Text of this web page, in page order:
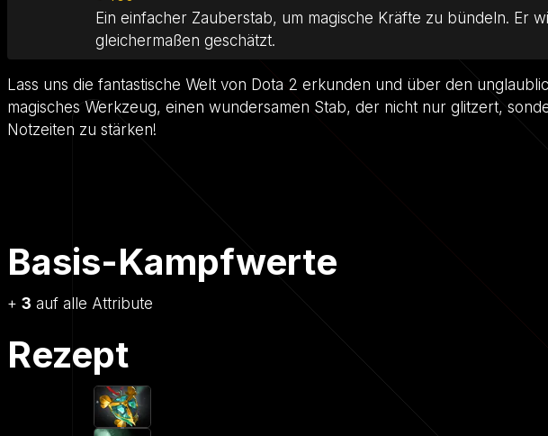
Ein einfacher Zauberstab, um magische Kräfte zu bündeln. Er
gleichermaßen geschätzt.
Lass uns die fantastische Welt von Dota 2 erkunden und über den
magisches Werkzeug, einen wundersamen Stab, der nicht nur glitzert,
Notzeiten zu stärken!
Basis-Kampfwerte
+ 3 auf alle Attribute
Rezept